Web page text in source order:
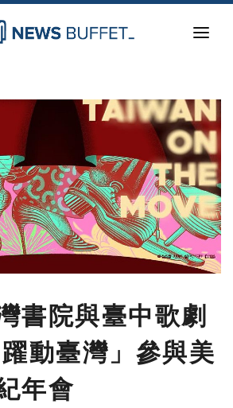
書院與臺中歌劇
動臺灣」參與美
年會